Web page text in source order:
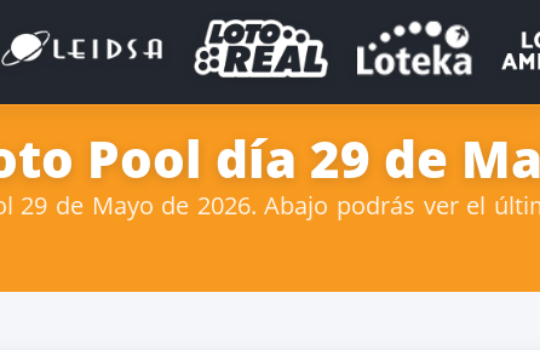
Pool día 29 de
29 de Mayo de 2026. Abajo podrás ver el